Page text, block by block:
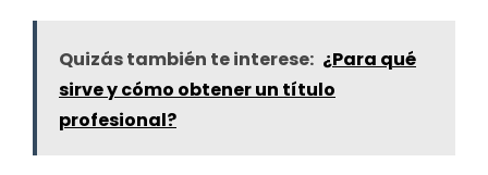
Quizás también te interese: ¿Para qué
sirve y cómo obtener un título
profesional?